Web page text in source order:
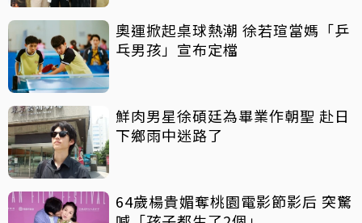
奧運掀起桌球熱潮 徐若瑄當媽「乒
乓男孩」宣布定檔
鮮肉男星徐碩廷為畢業作朝聖 赴日
下鄉雨中迷路了
64歲楊貴媚奪桃園電影節影后 突驚